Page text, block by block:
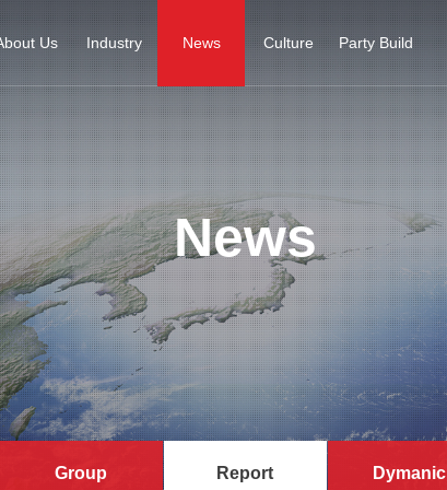
Us Industry News Culture Party Build
News
Group Report Dymanic